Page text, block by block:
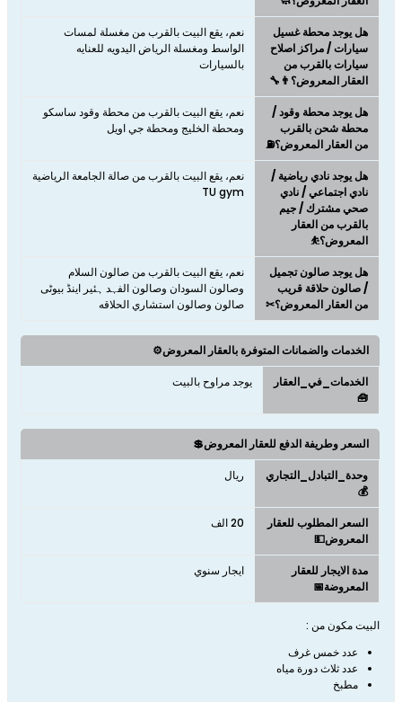
هل يوجد محطة غسيل
سيارات / مراكز اصلاح
سيارات بالقرب من
العقار المعروض؟👨‍🔧
نعم، يقع البيت بالقرب من مغسلة لمسات
الواسط ومغسلة الرياض اليدويه للعنايه
بالسيارات
هل يوجد محطة وقود /
محطة شحن بالقرب
من العقار المعروض؟⛽
نعم، يقع البيت بالقرب من محطة وقود ساسكو
ومحطة الخليج ومحطة جي اويل
هل يوجد نادي رياضية /
نادي اجتماعي / نادي
صحي مشترك / جيم
بالقرب من العقار
المعروض؟⛹
نعم، يقع البيت بالقرب من صالة الجامعة الرياضية
TU gym
هل يوجد صالون تجميل
/ صالون حلاقة قريب
من العقار المعروض؟✂
نعم، يقع البيت بالقرب من صالون السلام
وصالون السودان وصالون الفہد ہئیر اینڈ بیوٹی
صالون وصالون استشاري الحلاقه
الخدمات والضمانات المتوفرة بالعقار المعروض⚙️
الخدمات_في_العقار
🧰
يوجد مراوح بالبيت
السعر وطريفة الدفع للعقار المعروض💲
وحدة_التبادل_التجاري
💰
ريال
السعر المطلوب للعقار
المعروض💵
20 الف
مدة الايجار للعقار
المعروضة📅
ايجار سنوي
البيت مكون من :
عدد خمس غرف
عدد ثلاث دورة مياه
مطبخ